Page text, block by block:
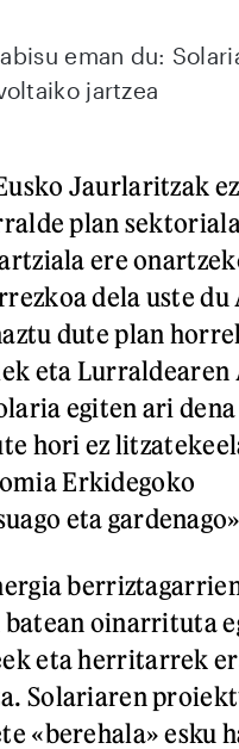
eman du:
jartzea
Jaurlaritzak
plan sektoriala
ere
dela uste
dute plan
eta
egiten ari
hori ez
Erkidegoko
eta
oinarrituta
eta herritarrek
Solariaren
«berehala» esku